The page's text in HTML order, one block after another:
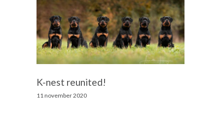
K-nest reunited!
11 november 2020